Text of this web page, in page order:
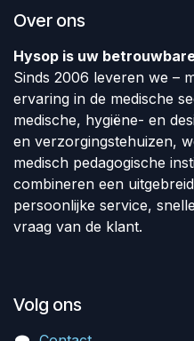
Over ons
Hysop is uw
Sinds 2006 leveren we –
ervaring in de medische
medische, hygiëne- en
en verzorgingstehuizen,
medisch pedagogische
combineren een
persoonlijke service,
vraag van de klant.
Volg ons